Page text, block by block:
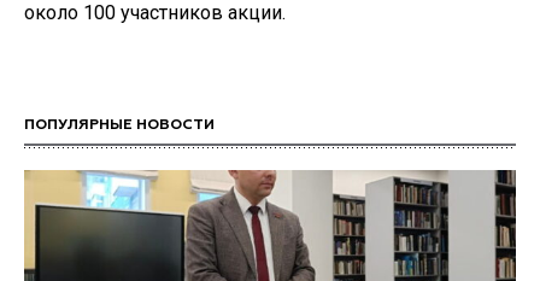
около 100 участников акции.
ПОПУЛЯРНЫЕ НОВОСТИ